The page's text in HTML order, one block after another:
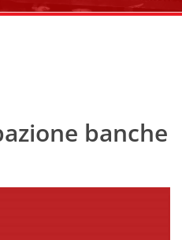
banche